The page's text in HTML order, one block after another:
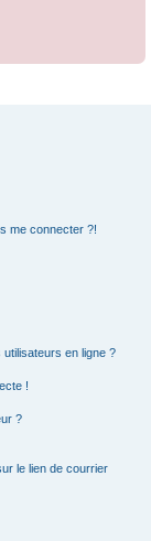
me connecter ?!
utilisateurs en ligne ?
!
?
le lien de courrier